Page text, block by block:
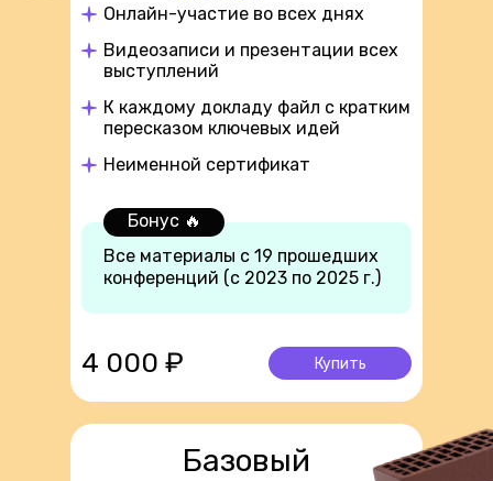
Базовый
Онлайн-участие во всех днях
Видеозаписи и презентации всех
выступлений
К каждому докладу файл с кратким
пересказом ключевых идей
Неименной сертификат
Бонус 🔥
Все материалы с 19 прошедших
конференций (с 2023 по 2025 г.)
Купить
4 000 ₽